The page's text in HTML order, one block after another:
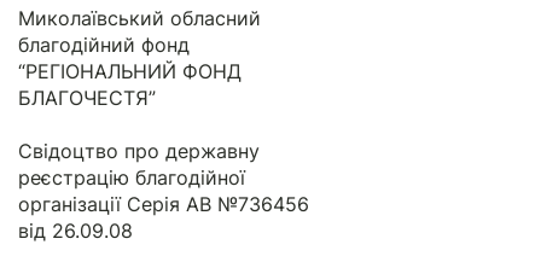
Миколаївський обласний
благодійний фонд
“РЕГІОНАЛЬНИЙ ФОНД
БЛАГОЧЕСТЯ”
Свідоцтво про державну
реєстрацію благодійної
організації Серія АВ №736456
від 26.09.08